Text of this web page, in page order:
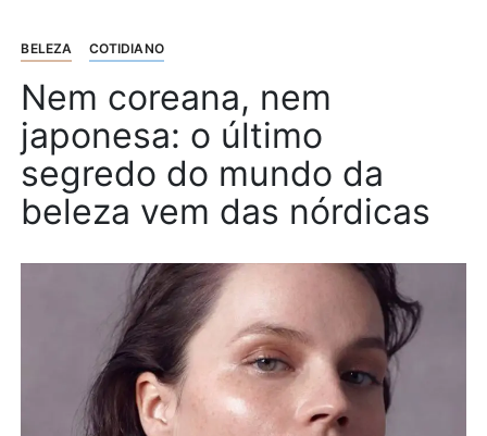
BELEZA COTIDIANO
Nem coreana, nem
japonesa: o último
segredo do mundo da
beleza vem das nórdicas